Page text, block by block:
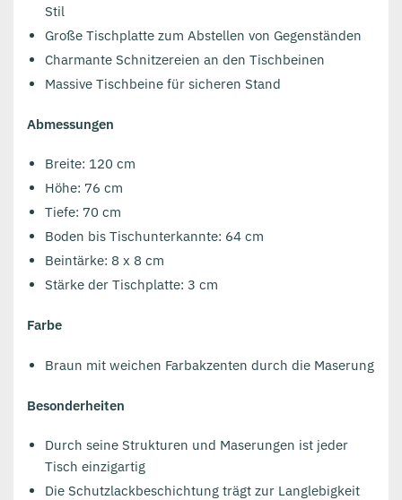
Stil
Große Tischplatte zum Abstellen von Gegenständen
Charmante Schnitzereien an den Tischbeinen
Massive Tischbeine für sicheren Stand
Abmessungen
Breite: 120 cm
Höhe: 76 cm
Tiefe: 70 cm
Boden bis Tischunterkannte: 64 cm
Beintärke: 8 x 8 cm
Stärke der Tischplatte: 3 cm
Farbe
Braun mit weichen Farbakzenten durch die Maserung
Besonderheiten
Durch seine Strukturen und Maserungen ist jeder
Tisch einzigartig
Die Schutzlackbeschichtung trägt zur Langlebigkeit